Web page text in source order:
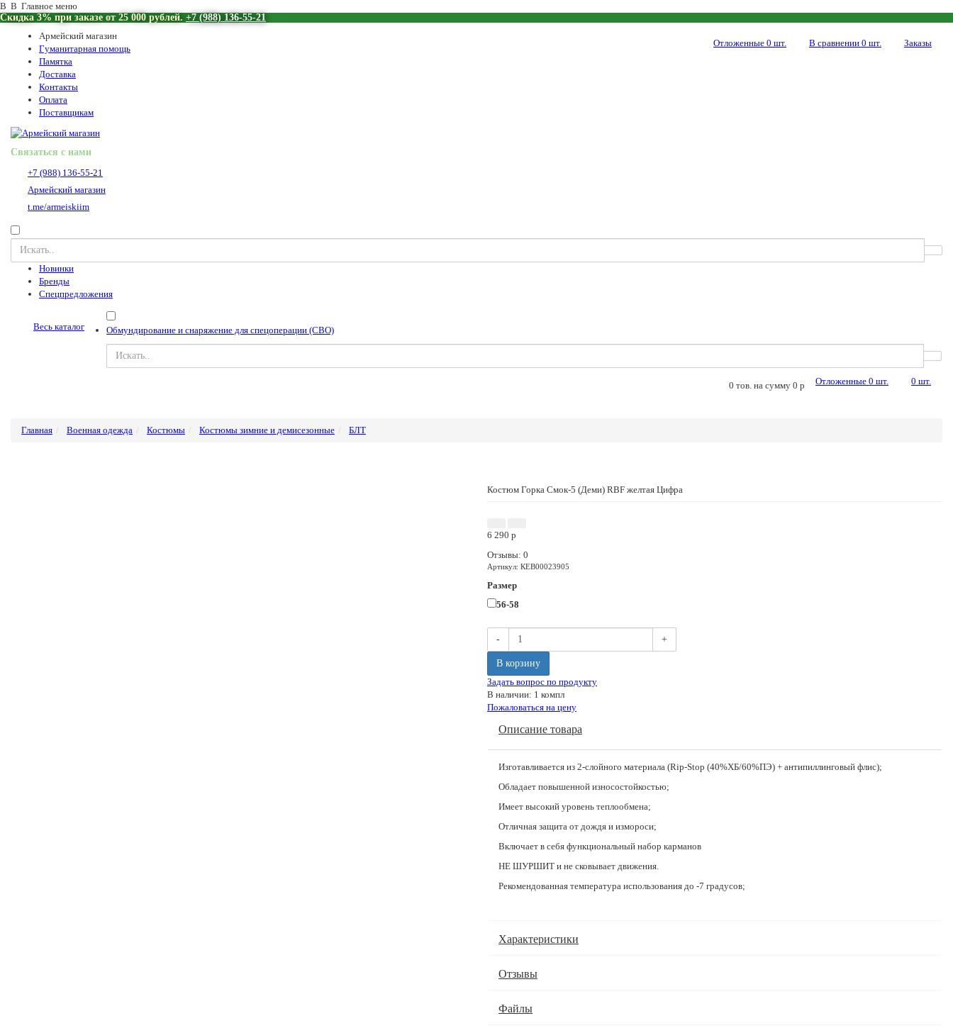
В В Главное меню
Скидка 3% при заказе от 25 000 рублей. +7 (988) 136-55-21
Армейский магазин
Гуманитарная помощь
Памятка
Доставка
Контакты
Оплата
Поставщикам
Отложенные 0 шт. В сравнении 0 шт. Заказы
Связаться с нами
+7 (988) 136-55-21
Армейский магазин
t.me/armeiskiim
Новинки
Бренды
Спецпредложения
Весь каталог Обмундирование и снаряжение для спецоперации (СВО)
Отложенные 0 шт. 0 шт.
0 тов. на сумму 0 p
Главная Военная одежда Костюмы Костюмы зимние и демисезонные БЛТ
Костюм Горка Смок-5 (Деми) RBF желтая Цифра
6 290 p
Отзывы: 0
Артикул: КЕВ00023905
Размер
56-58
- +
В корзину
Задать вопрос по продукту
В наличии: 1 компл
Пожаловаться на цену
Описание товара
Изготавливается из 2-слойного материала (Rip-Stop (40%ХБ/60%ПЭ) + антипиллинговый флис);
Обладает повышенной износостойкостью;
Имеет высокий уровень теплообмена;
Отличная защита от дождя и измороси;
Включает в себя функциональный набор карманов
НЕ ШУРШИТ и не сковывает движения.
Рекомендованная температура использования до -7 градусов;
Характеристики
Отзывы
Файлы